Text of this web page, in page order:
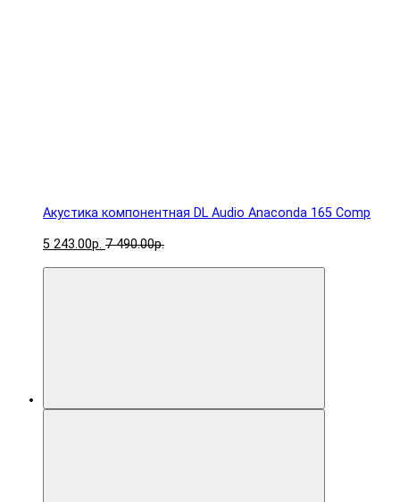
Акустика компонентная DL Audio Anaconda 165 Comp
5 243.00р. 7 490.00р.